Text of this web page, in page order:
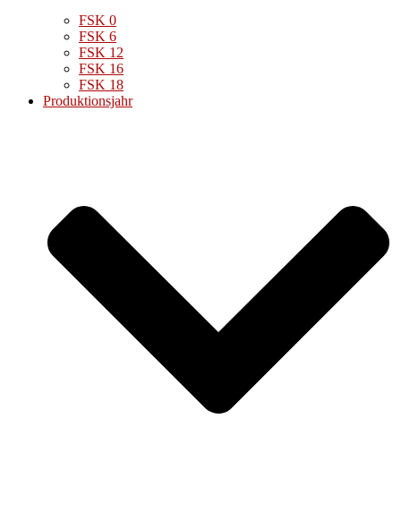
FSK 0
FSK 6
FSK 12
FSK 16
FSK 18
Produktionsjahr